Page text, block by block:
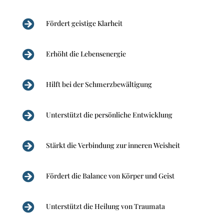
 Fördert geistige Klarheit
 Erhöht die Lebensenergie
 Hilft bei der Schmerzbewältigung
 Unterstützt die persönliche Entwicklung
 Stärkt die Verbindung zur inneren Weisheit
 Fördert die Balance von Körper und Geist
 Unterstützt die Heilung von Traumata